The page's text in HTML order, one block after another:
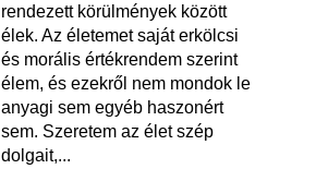
rendezett körülmények között
élek. Az életemet saját erkölcsi
és morális értékrendem szerint
élem, és ezekről nem mondok le
anyagi sem egyéb haszonért
sem. Szeretem az élet szép
dolgait,...